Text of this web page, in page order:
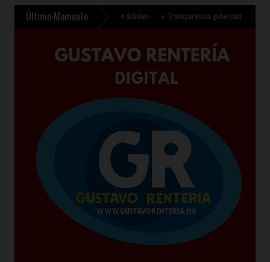
Último Momento
plantar 6.6 millones de árboles »Transparencia gubernamental se fortalece